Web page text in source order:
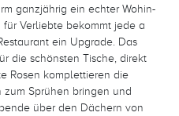
ganzjährig ein echter Wohin-
Verliebte bekommt jede a
ein Upgrade. Das
die schönsten Tische, direkt
Rosen komplettieren die
zum Sprühen bringen und
über den Dächern von